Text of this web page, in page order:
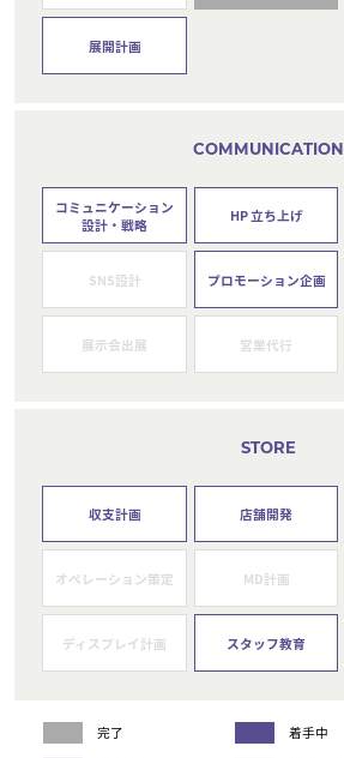
展開計画
COMMUNICATION
コミュニケーション
設計・戦略
HP 立ち上げ
SNS設計 プロモーション企画
展示会出展 営業代行
STORE
収支計画 店舗開発
オペレーション策定 MD計画
ディスプレイ計画 スタッフ教育
完了
着手中